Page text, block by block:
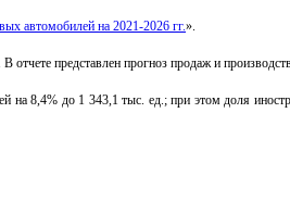
автомобилей на 2021-2026 гг.».
представлен прогноз продаж и
на 8,4% до 1 343,1 тыс. ед.; при этом доля